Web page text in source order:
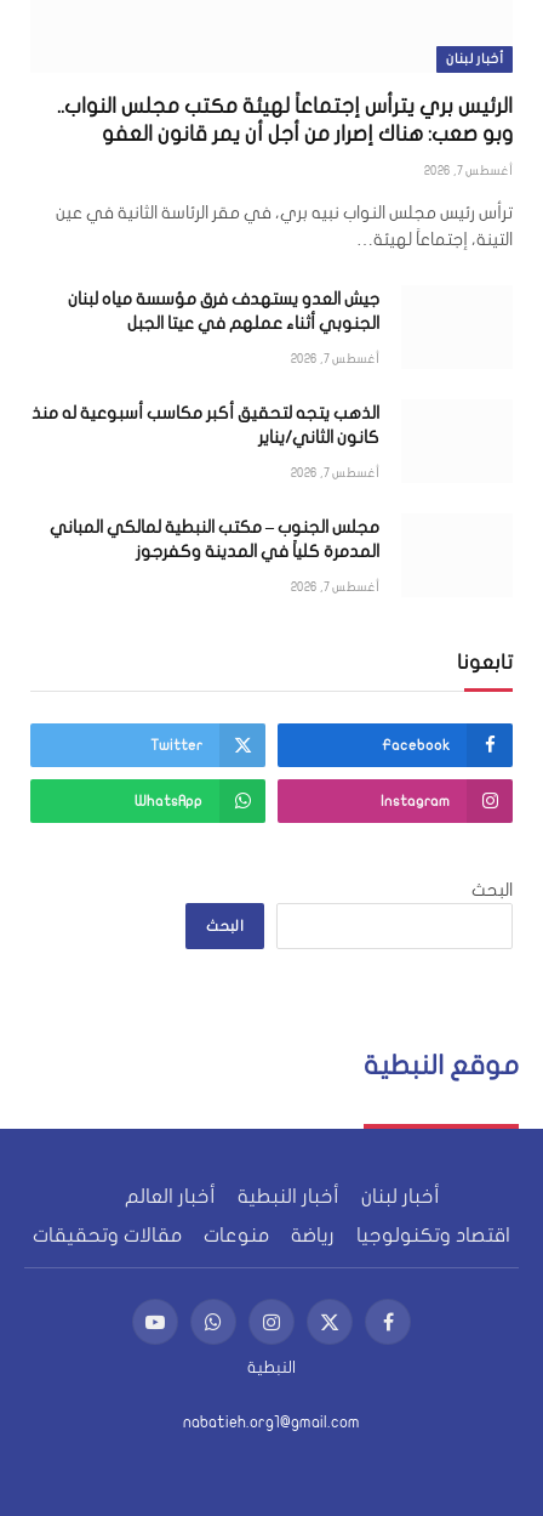
أخبار لبنان
الرئيس بري يترأس إجتماعاً لهيئة مكتب مجلس النواب..
وبو صعب: هناك إصرار من أجل أن يمر قانون العفو
أغسطس 7, 2026
ترأس رئيس مجلس النواب نبيه بري، في مقر الرئاسة الثانية في عين
التينة، إجتماعاً لهيئة…
جيش العدو يستهدف فرق مؤسسة مياه لبنان
الجنوبي أثناء عملهم في عيتا الجبل
أغسطس 7, 2026
الذهب يتجه لتحقيق أكبر مكاسب أسبوعية له منذ
كانون الثاني/يناير
أغسطس 7, 2026
مجلس الجنوب – مكتب النبطية لمالكي المباني
المدمرة كلياً في المدينة وكفرجوز
أغسطس 7, 2026
تابعونا
Facebook
Twitter
Instagram
WhatsApp
البحث
البحث
موقع النبطية
أخبار لبنان أخبار النبطية
أخبار العالم
اقتصاد وتكنولوجيا
رياضة منوعات مقالات وتحقيقات
فيسبوكX
(Twitter)
الانستغرامواتساب يوتيوب
النبطية
nabatieh.org1@gmail.com